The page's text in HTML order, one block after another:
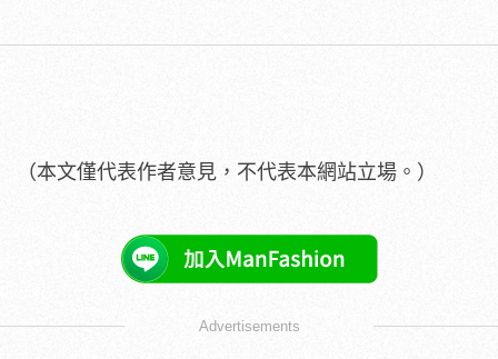
（本文僅代表作者意見，不代表本網站立場。）
Advertisements